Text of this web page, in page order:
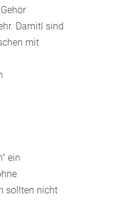
Damitl sind
mit
ein
sollten nicht